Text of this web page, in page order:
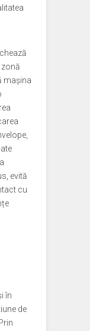
mașina
evită
cu
în
de